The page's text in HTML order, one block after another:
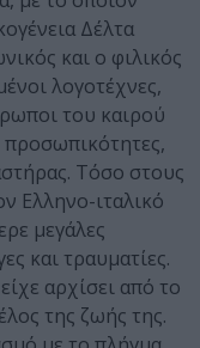
Δέλτα
και ο φιλικός
λογοτέχνες,
του καιρού
προσωπικότητες,
Τόσο στους
Ελληνο-ιταλικό
μεγάλες
και τραυματίες.
αρχίσει από το
της ζωής της.